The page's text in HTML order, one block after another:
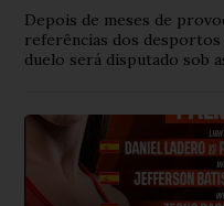
Depois de meses de
referências dos desportos
duelo será disputado sob